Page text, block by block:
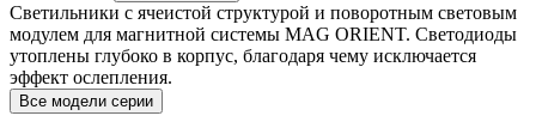
Светильники с ячеистой структурой и поворотным световым
модулем для магнитной системы MAG ORIENT. Светодиоды
утоплены глубоко в корпус, благодаря чему исключается
эффект ослепления.
Все модели серии